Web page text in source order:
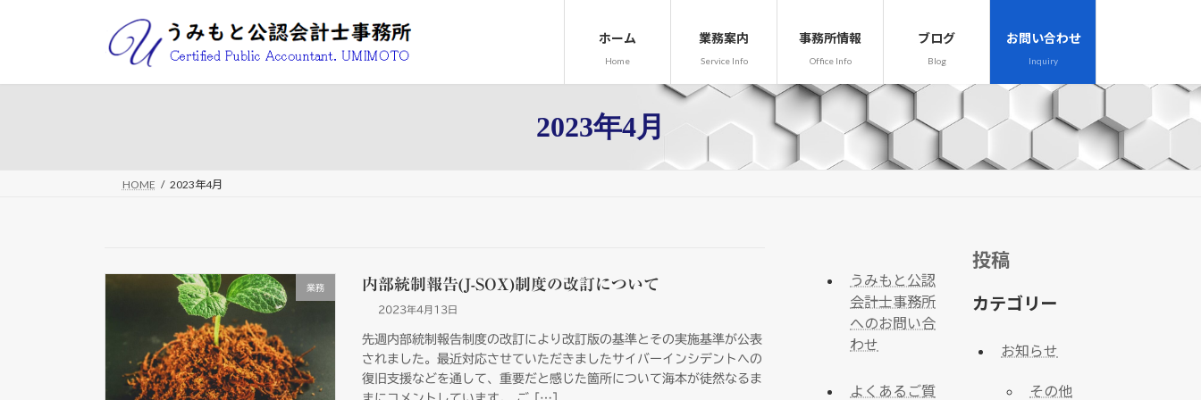
ホーム
Home
業務案内
Service Info
事務所情報
Office Info
ブログ
Blog
お問い合わせ
Inquiry
2023年4月
HOME 2023年4月
業務 内部統制報告(J-SOX)制度の改訂について
2023年4月13日
先週内部統制報告制度の改訂により改訂版の基準とその実施基準が公表
されました。最近対応させていただきましたサイバーインシデントへの
復旧支援などを通して、重要だと感じた箇所について海本が徒然なるま
うみもと公認
会計士事務所
へのお問い合
わせ
よくあるご質
投稿
カテゴリー
お知らせ
その他